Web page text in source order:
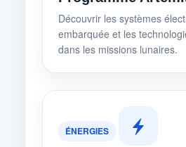
Découvrir les systèmes
embarquée et les
dans les missions lunaires.
ÉNERGIES